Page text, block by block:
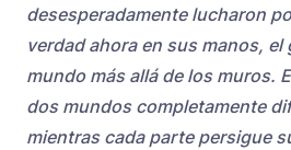
desesperadamente lucharon
verdad ahora en sus manos,
mundo más allá de los muros.
dos mundos completamente
mientras cada parte persigue